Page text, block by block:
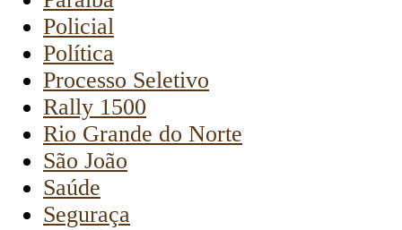
Policial
Política
Processo Seletivo
Rally 1500
Rio Grande do Norte
São João
Saúde
Seguraça